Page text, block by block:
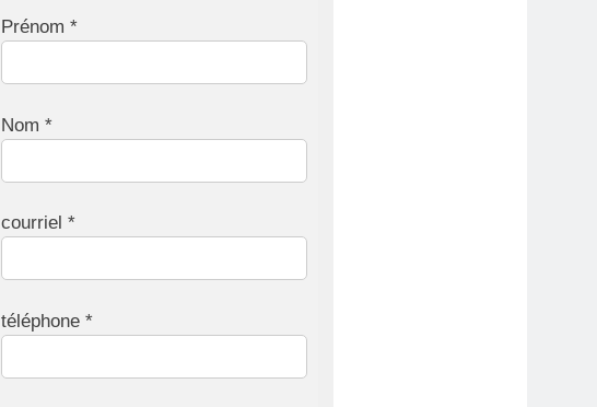
Prénom *
Nom *
courriel *
téléphone *